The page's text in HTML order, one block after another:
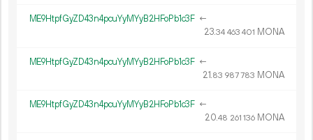
ME9HtpfGyZD43n4pcuYyMYyB2HFoPb1c3F ←
23.34 463 401 MONA
ME9HtpfGyZD43n4pcuYyMYyB2HFoPb1c3F ←
21.83 987783 MONA
ME9HtpfGyZD43n4pcuYyMYyB2HFoPb1c3F ←
20.48 261 136 MONA